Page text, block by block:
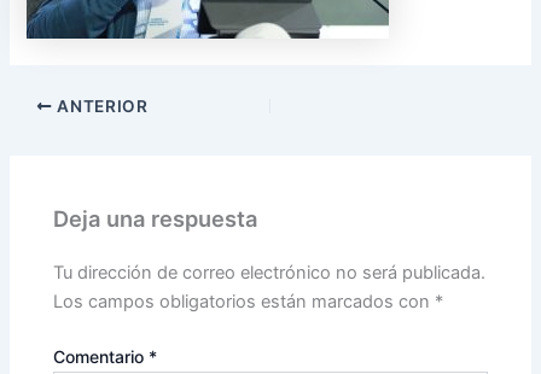
ANTERIOR
Deja una respuesta
Tu dirección de correo electrónico no será publicada.
Los campos obligatorios están marcados con *
Comentario *